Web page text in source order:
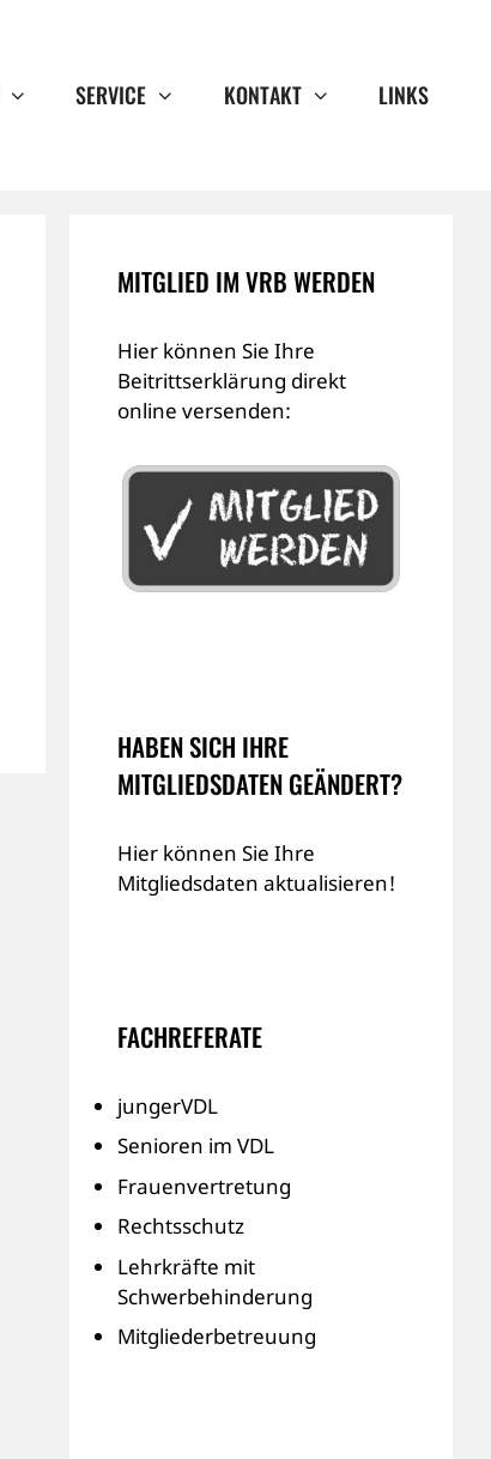
SERVICE KONTAKT LINKS
MITGLIED IM VRB WERDEN
Hier können Sie Ihre
Beitrittserklärung direkt
online versenden:
HABEN SICH IHRE
MITGLIEDSDATEN GEÄNDERT?
Hier können Sie Ihre
Mitgliedsdaten aktualisieren!
FACHREFERATE
jungerVDL
Senioren im VDL
Frauenvertretung
Rechtsschutz
Lehrkräfte mit
Schwerbehinderung
Mitgliederbetreuung